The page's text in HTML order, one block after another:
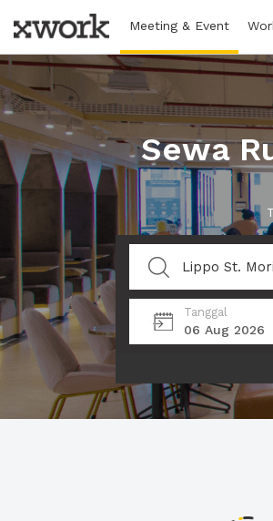
Meeting & Event
Sewa
Tanggal
06 Aug 2026